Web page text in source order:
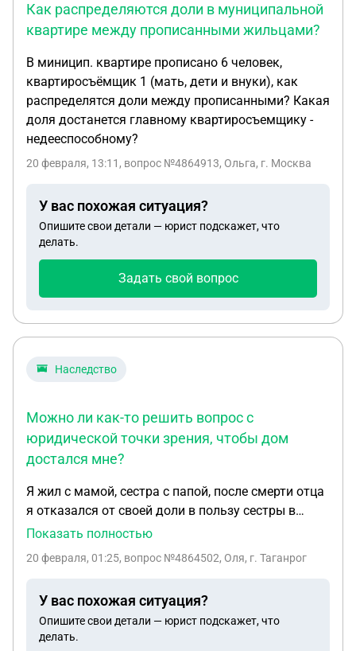
Как распределяются доли в муниципальной
квартире между прописанными жильцами?
В миницип. квартире прописано 6 человек,
квартиросъёмщик 1 (мать, дети и внуки), как
распределятся доли между прописанными? Какая
доля достанется главному квартиросъемщику -
недееспособному?
20 февраля, 13:11 , вопрос №4864913, Ольга, г. Москва
У вас похожая ситуация?
Опишите свои детали — юрист подскажет, что
делать.
Задать свой вопрос
Наследство
Можно ли как-то решить вопрос с
юридической точки зрения, чтобы дом
достался мне?
Я жил с мамой, сестра с папой, после смерти отца
я отказался от своей доли в пользу сестры в
отцовском доме, теперь умерла мать, а сестра не
Можно ли как-то решить вопрос с юридической
сын 1 группы инвалид.
Показать полностью
20 февраля, 01:25, вопрос №4864502, Оля, г. Таганрог
У вас похожая ситуация?
Опишите свои детали — юрист подскажет, что
делать.